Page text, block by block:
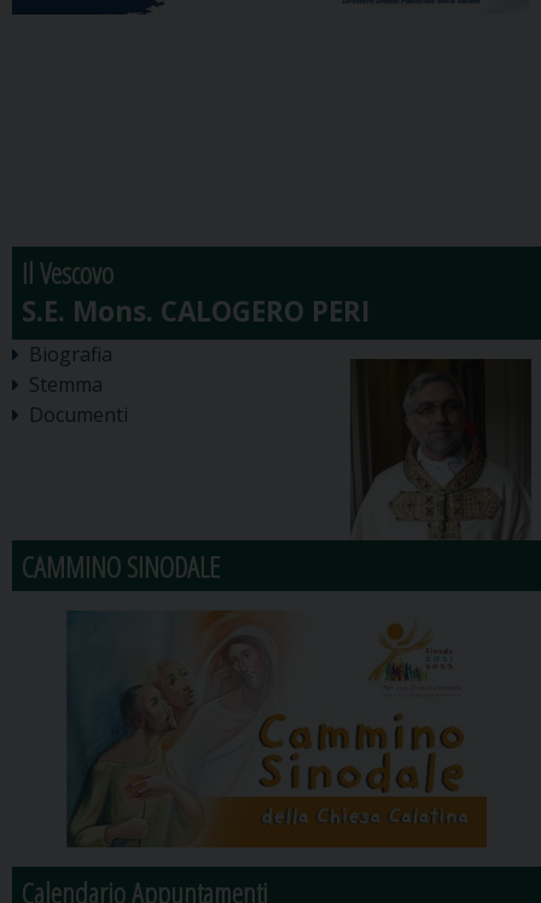
Il Vescovo
Biografia
Stemma
Documenti
CAMMINO SINODALE
Calendario Appuntamenti